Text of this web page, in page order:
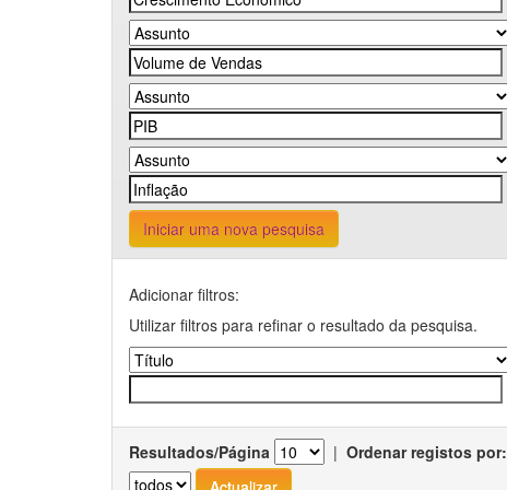
Iniciar uma nova pesquisa
Adicionar filtros:
Utilizar filtros para refinar o resultado da pesquisa.
Resultados/Página | Ordenar registos por: